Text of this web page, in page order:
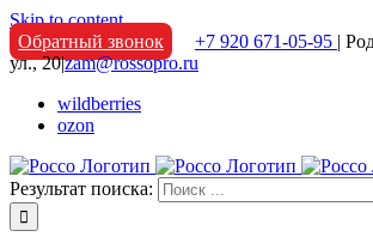
Skip to content
Обратный звонок
+7 920 671-05-95 |
ул., 20|zam@rossopro.ru
wildberries
ozon
Результат поиска: